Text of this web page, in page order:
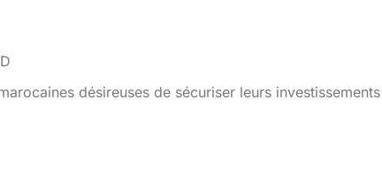
désireuses de sécuriser leurs